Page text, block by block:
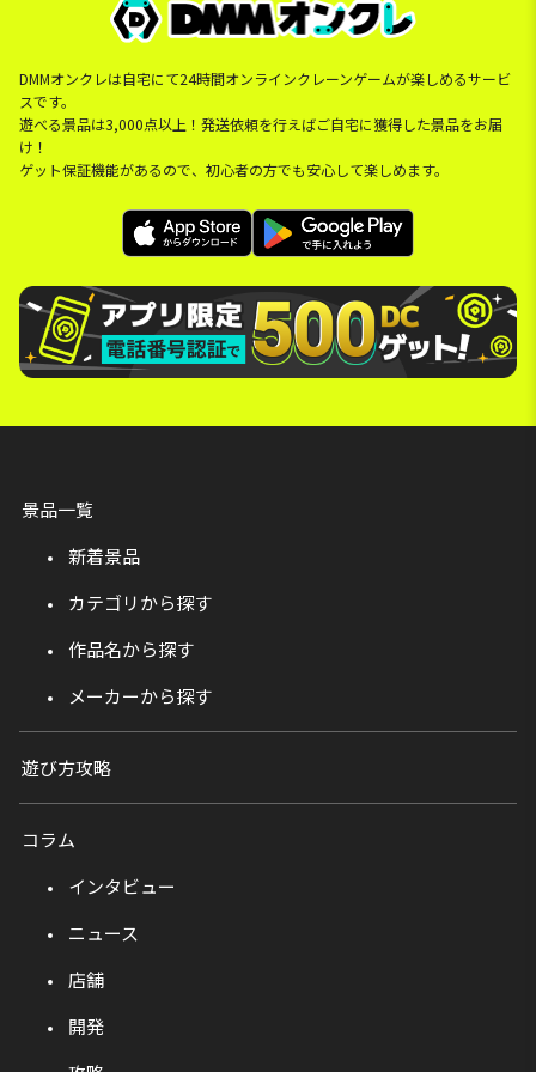
DMMオンクレは自宅にて24時間オンラインクレーンゲームが楽しめるサービ
スです。
遊べる景品は3,000点以上！発送依頼を行えばご自宅に獲得した景品をお届
け！
ゲット保証機能があるので、初心者の方でも安心して楽しめます。
景品一覧
新着景品
カテゴリから探す
作品名から探す
メーカーから探す
遊び方攻略
コラム
インタビュー
ニュース
店舗
開発